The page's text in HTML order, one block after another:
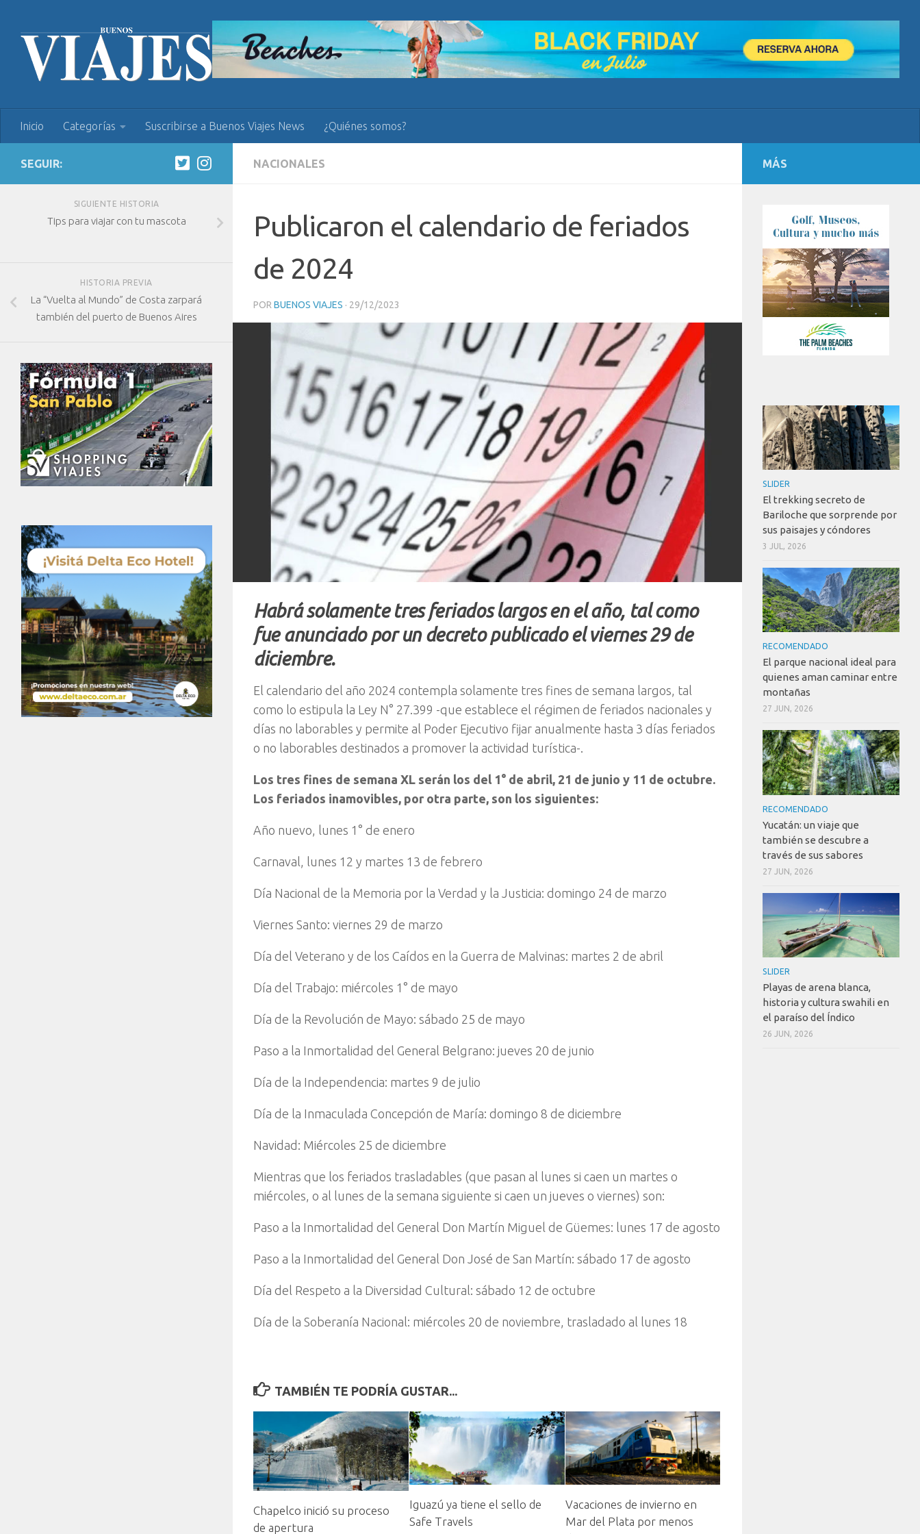
Inicio Categorías Suscribirse a Buenos Viajes News ¿Quiénes somos?
NACIONALES
Publicaron el calendario de feriados
de 2024
POR BUENOS VIAJES · 29/12/2023
Habrá solamente tres feriados largos en el año, tal como
fue anunciado por un decreto publicado el viernes 29 de
diciembre.
El calendario del año 2024 contempla solamente tres fines de semana largos, tal
como lo estipula la Ley N° 27.399 -que establece el régimen de feriados nacionales y
días no laborables y permite al Poder Ejecutivo fijar anualmente hasta 3 días feriados
o no laborables destinados a promover la actividad turística-.
Los tres fines de semana XL serán los del 1° de abril, 21 de junio y 11 de octubre.
Los feriados inamovibles, por otra parte, son los siguientes:
Año nuevo, lunes 1° de enero
Carnaval, lunes 12 y martes 13 de febrero
Día Nacional de la Memoria por la Verdad y la Justicia: domingo 24 de marzo
Viernes Santo: viernes 29 de marzo
Día del Veterano y de los Caídos en la Guerra de Malvinas: martes 2 de abril
Día del Trabajo: miércoles 1° de mayo
Día de la Revolución de Mayo: sábado 25 de mayo
Paso a la Inmortalidad del General Belgrano: jueves 20 de junio
Día de la Independencia: martes 9 de julio
Día de la Inmaculada Concepción de María: domingo 8 de diciembre
Navidad: Miércoles 25 de diciembre
Mientras que los feriados trasladables (que pasan al lunes si caen un martes o
miércoles, o al lunes de la semana siguiente si caen un jueves o viernes) son:
Paso a la Inmortalidad del General Don Martín Miguel de Güemes: lunes 17 de agosto
Paso a la Inmortalidad del General Don José de San Martín: sábado 17 de agosto
Día del Respeto a la Diversidad Cultural: sábado 12 de octubre
Día de la Soberanía Nacional: miércoles 20 de noviembre, trasladado al lunes 18
TAMBIÉN TE PODRÍA GUSTAR...
Chapelco inició su proceso
de apertura
Iguazú ya tiene el sello de
Safe Travels
Vacaciones de invierno en
Mar del Plata por menos
SEGUIR:
SIGUIENTE HISTORIA
Tips para viajar con tu mascota
HISTORIA PREVIA
La “Vuelta al Mundo” de Costa zarpará
también del puerto de Buenos Aires
MÁS
SLIDER
El trekking secreto de
Bariloche que sorprende por
sus paisajes y cóndores
3 JUL, 2026
RECOMENDADO
El parque nacional ideal para
quienes aman caminar entre
montañas
27 JUN, 2026
RECOMENDADO
Yucatán: un viaje que
también se descubre a
través de sus sabores
27 JUN, 2026
SLIDER
Playas de arena blanca,
historia y cultura swahili en
el paraíso del Índico
26 JUN, 2026